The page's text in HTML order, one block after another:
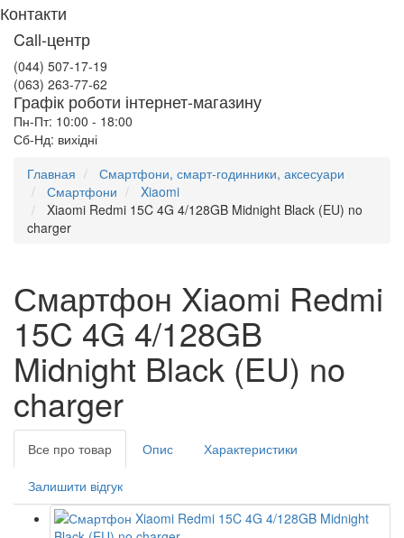
Контакти
Call-центр
(044) 507-17-19
(063) 263-77-62
Графік роботи інтернет-магазину
Пн-Пт: 10:00 - 18:00
Сб-Нд: вихідні
Главная
Смартфони, смарт-годинники, аксесуари
Смартфони
Xiaomi
Xiaomi Redmi 15C 4G 4/128GB Midnight Black (EU) no
charger
Смартфон Xiaomi Redmi
15C 4G 4/128GB
Midnight Black (EU) no
charger
Все про товар Опис Характеристики
Залишити відгук